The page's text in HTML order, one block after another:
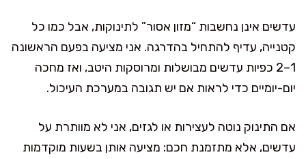
עדשים אינן נחשבות “מזון אסור” לתינוקות, אבל כמו כל
קטנייה, עדיף להתחיל בהדרגה. אני מציעה בפעם הראשונה
1–2 כפיות עדשים מבושלות ומרוסקות היטב, ואז מחכה
יום-יומיים כדי לראות אם יש תגובה במערכת העיכול.
אם התינוק נוטה לעצירות או לגזים, אני לא מוותרת על
עדשים, אלא מתזמנת חכם: מציעה אותן בשעות מוקדמות